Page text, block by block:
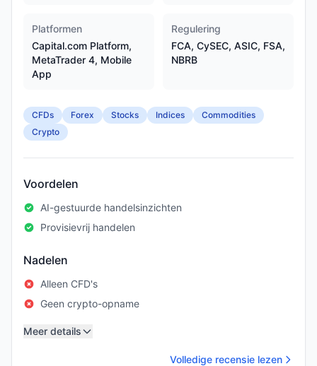
Platformen
Capital.com Platform,
MetaTrader 4, Mobile
App
Regulering
FCA, CySEC, ASIC, FSA,
NBRB
CFDs Forex Stocks Indices
Commodities
Crypto
Voordelen
AI-gestuurde handelsinzichten
Provisievrij handelen
Nadelen
Alleen CFD's
Geen crypto-opname
Meer details
Volledige recensie lezen